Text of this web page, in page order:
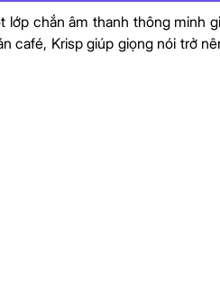
chắn âm thanh thông minh
café, Krisp giúp giọng nói trở